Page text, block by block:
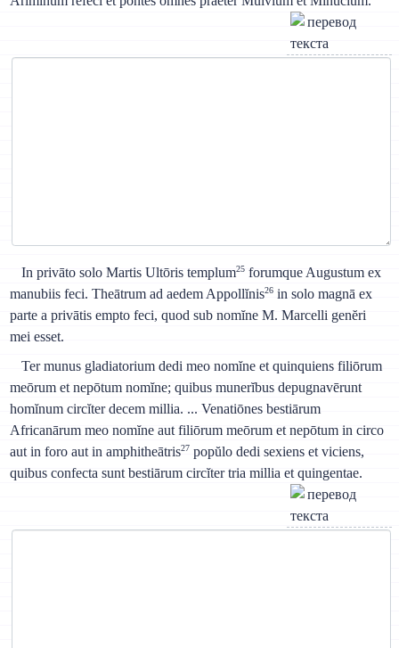
In privāto solo Martis Ultōris templum25 forumque Augustum ex
manubiis feci. Theātrum ad aedem Appollĭnis26 in solo magnā ex
parte a privātis empto feci, quod sub nomĭne M. Marcelli genĕri
mei esset.
Ter munus gladiatorium dedi meo nomĭne et quinquiens filiōrum
meōrum et nepōtum nomĭne; quibus munerĭbus depugnavērunt
homĭnum circĭter decem millia. ... Venatiōnes bestiārum
Africanārum meo nomĭne aut filiōrum meōrum et nepōtum in circo
aut in foro aut in amphitheātris27 popŭlo dedi sexiens et viciens,
quibus confecta sunt bestiārum circĭter tria millia et quingentae.